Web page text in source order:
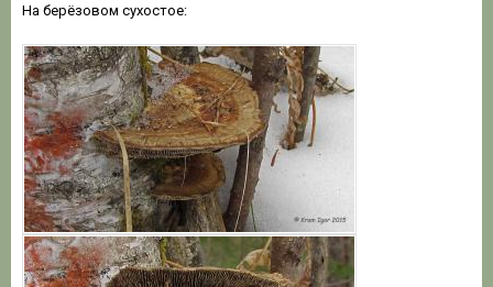
На берёзовом сухостое: